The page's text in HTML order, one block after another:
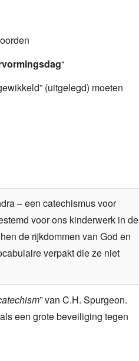
“
(uitgelegd) moeten
– een catechismus voor
voor ons kinderwerk in de
de rijkdommen van God en
verpakt die ze niet
” van C.H. Spurgeon.
een grote beveiliging tegen